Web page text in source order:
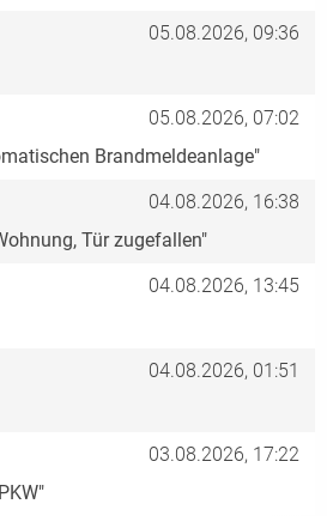
05.08.2026, 09:36
Brandmeldeanlage"
05.08.2026, 07:02
Tür zugefallen"
04.08.2026, 16:38
04.08.2026, 13:45
04.08.2026, 01:51
03.08.2026, 17:22